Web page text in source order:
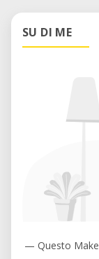
SU DI ME
— Questo